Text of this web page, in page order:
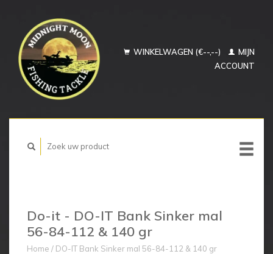
WINKELWAGEN (€--,--)
MIJN
ACCOUNT
Do-it - DO-IT Bank Sinker mal
56-84-112 & 140 gr
Home / DO-IT Bank Sinker mal 56-84-112 & 140 gr